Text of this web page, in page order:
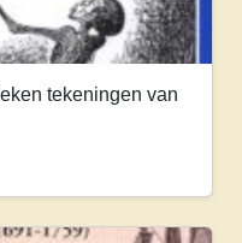
tekeningen van